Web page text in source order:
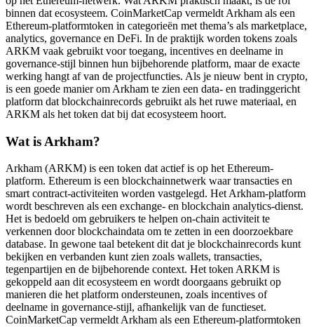
binnen dat ecosysteem. CoinMarketCap vermeldt Arkham als een
Ethereum-platformtoken in categorieën met thema’s als marketplace,
analytics, governance en DeFi. In de praktijk worden tokens zoals
ARKM vaak gebruikt voor toegang, incentives en deelname in
governance-stijl binnen hun bijbehorende platform, maar de exacte
werking hangt af van de projectfuncties. Als je nieuw bent in crypto,
is een goede manier om Arkham te zien een data- en tradinggericht
platform dat blockchainrecords gebruikt als het ruwe materiaal, en
ARKM als het token dat bij dat ecosysteem hoort.
Wat is Arkham?
Arkham (ARKM) is een token dat actief is op het Ethereum-
platform. Ethereum is een blockchainnetwerk waar transacties en
smart contract-activiteiten worden vastgelegd. Het Arkham-platform
wordt beschreven als een exchange- en blockchain analytics-dienst.
Het is bedoeld om gebruikers te helpen on-chain activiteit te
verkennen door blockchaindata om te zetten in een doorzoekbare
database. In gewone taal betekent dit dat je blockchainrecords kunt
bekijken en verbanden kunt zien zoals wallets, transacties,
tegenpartijen en de bijbehorende context. Het token ARKM is
gekoppeld aan dit ecosysteem en wordt doorgaans gebruikt op
manieren die het platform ondersteunen, zoals incentives of
deelname in governance-stijl, afhankelijk van de functieset.
CoinMarketCap vermeldt Arkham als een Ethereum-platformtoken